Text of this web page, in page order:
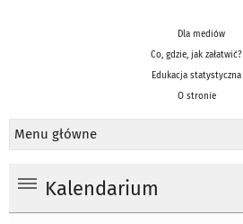
Dla mediów
Co, gdzie, jak załatwić?
Edukacja statystyczna
O stronie
Menu główne
Kalendarium